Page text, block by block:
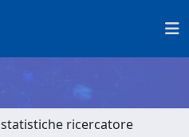
statistiche ricercatore